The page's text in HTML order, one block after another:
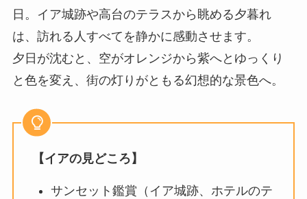
日。イア城跡や高台のテラスから眺める夕暮れ
は、訪れる人すべてを静かに感動させます。
夕日が沈むと、空がオレンジから紫へとゆっくり
と色を変え、街の灯りがともる幻想的な景色へ。
【イアの見どころ】
サンセット鑑賞（イア城跡、ホテルのテ